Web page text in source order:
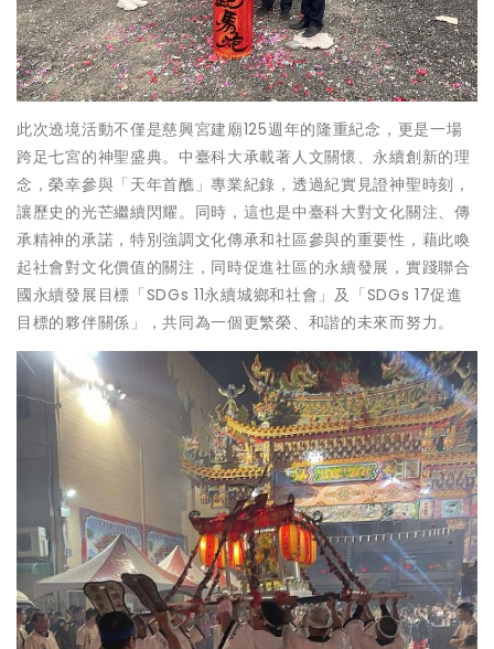
此次遶境活動不僅是慈興宮建廟125週年的隆重紀念，更是一場
跨足七宮的神聖盛典。中臺科大承載著人文關懷、永續創新的理
念，榮幸參與「天年首醮」專業紀錄，透過紀實見證神聖時刻，
讓歷史的光芒繼續閃耀。同時，這也是中臺科大對文化關注、傳
承精神的承諾，特別強調文化傳承和社區參與的重要性，藉此喚
起社會對文化價值的關注，同時促進社區的永續發展，實踐聯合
國永續發展目標「SDGs 11永續城鄉和社會」及「SDGs 17促進
目標的夥伴關係」，共同為一個更繁榮、和諧的未來而努力。